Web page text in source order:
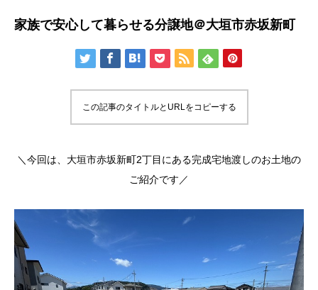
家族で安心して暮らせる分譲地＠大垣市赤坂新町
この記事のタイトルとURLをコピーする
＼今回は、大垣市赤坂新町2丁目にある完成宅地渡しのお土地の
ご紹介です／